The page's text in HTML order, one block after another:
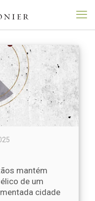
mantém
de um
cidade